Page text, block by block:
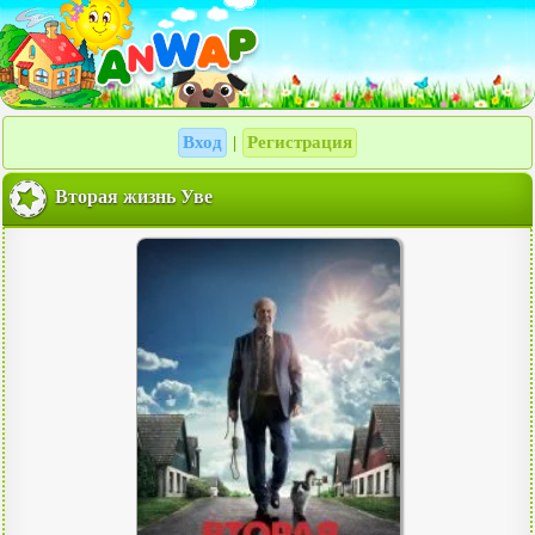
Вход Регистрация
Вторая жизнь Уве